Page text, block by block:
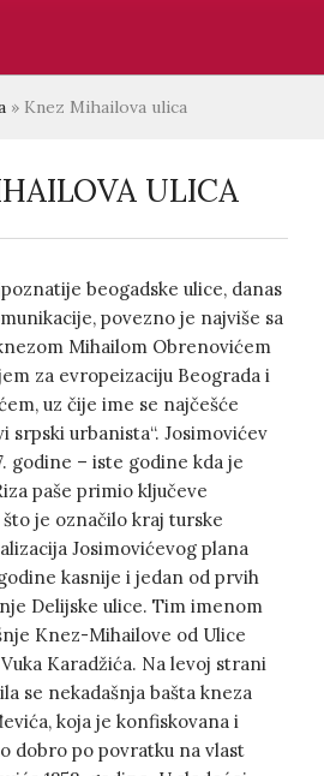
» Knez Mihailova ulica
ULICA
beogadske ulice, danas
povezno je najviše sa
Mihailom Obrenovićem
za evropeizaciju Beograda i
uz čije ime se najčešće
srpski urbanista“. Josimovićev
godine – iste godine kda je
paše primio ključeve
je označilo kraj turske
Josimovićevog plana
kasnije i jedan od prvih
Delijske ulice. Tim imenom
Knez-Mihailove od Ulice
Karadžića. Na levoj strani
se nekadašnja bašta kneza
koja je konfiskovana i
dobro po povratku na vlast